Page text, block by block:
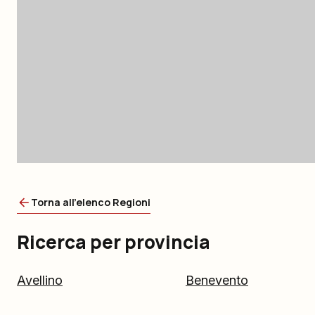
Torna all'elenco Regioni
Ricerca per provincia
Avellino Benevento